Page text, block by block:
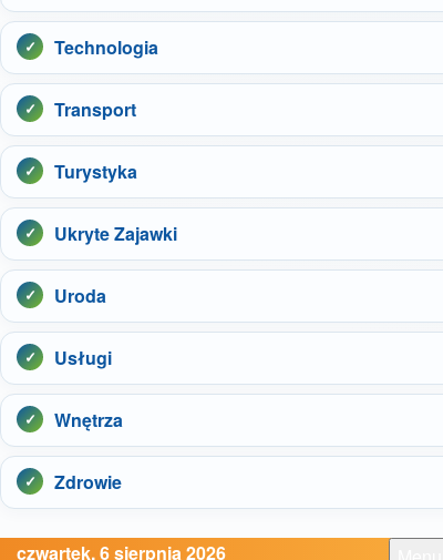
Technologia
Transport
Turystyka
Ukryte Zajawki
Uroda
Usługi
Wnętrza
Zdrowie
czwartek, 6 sierpnia 2026